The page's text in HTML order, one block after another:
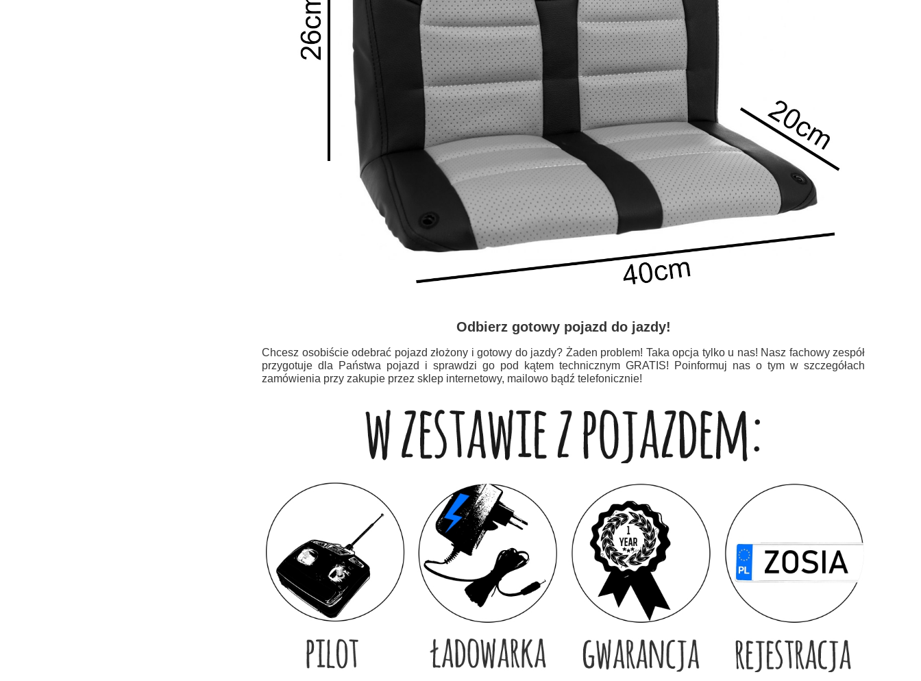
Odbierz gotowy pojazd do jazdy!
Chcesz osobiście odebrać pojazd złożony i gotowy do jazdy? Żaden problem! Taka opcja tylko u nas! Nasz fachowy zespół
przygotuje dla Państwa pojazd i sprawdzi go pod kątem technicznym GRATIS! Poinformuj nas o tym w szczegółach
zamówienia przy zakupie przez sklep internetowy, mailowo bądź telefonicznie!